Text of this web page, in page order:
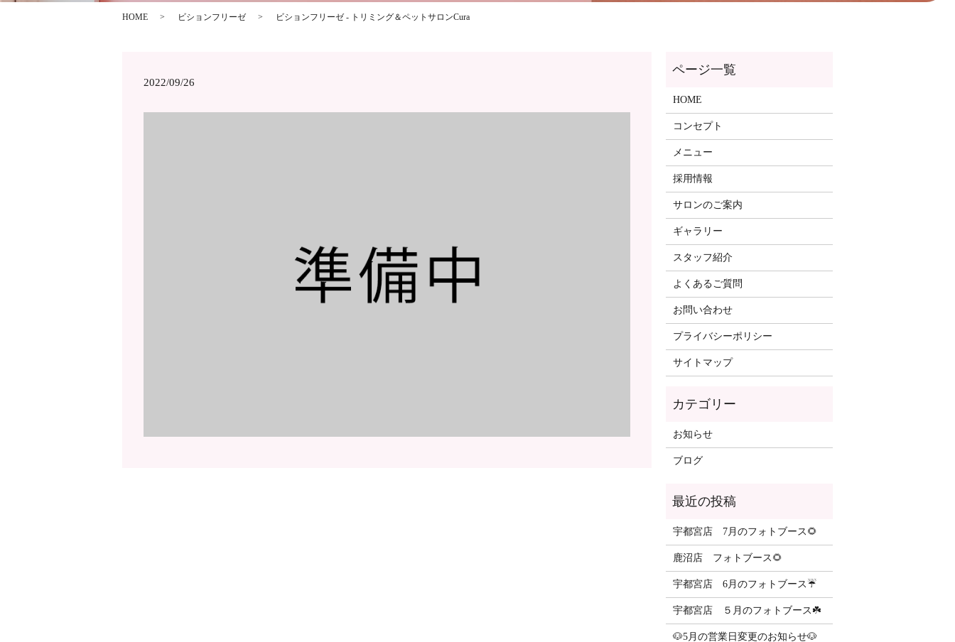
HOME ビションフリーゼ ビションフリーゼ - トリミング＆ペットサロンCura
2022/09/26
ページ一覧
HOME
コンセプト
メニュー
採用情報
サロンのご案内
ギャラリー
スタッフ紹介
よくあるご質問
お問い合わせ
プライバシーポリシー
サイトマップ
カテゴリー
お知らせ
ブログ
最近の投稿
宇都宮店 7月のフォトブース🌻
鹿沼店 フォトブース🌻
宇都宮店 6月のフォトブース☔️
宇都宮店 ５月のフォトブース☘️
🐶5月の営業日変更のお知らせ🐶